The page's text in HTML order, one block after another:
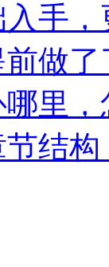
入手
做
里
结